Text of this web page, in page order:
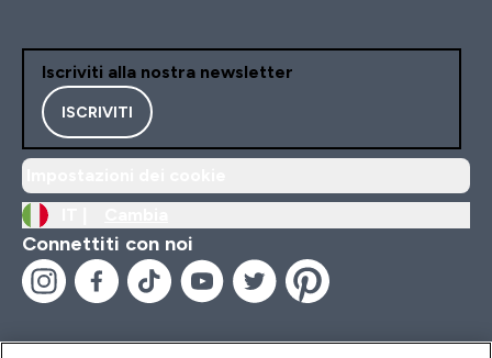
Iscriviti alla nostra newsletter
ISCRIVITI
Connettiti con noi